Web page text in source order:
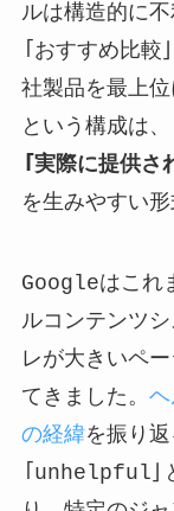
ルは構造的に不
「おすすめ比
社製品を最上
という構成は、
「実際に提供
を生みやすい形
Googleはこれ
ルコンテンツ
レが大きいペ
てきました。
の経緯を振り
「unhelpful」